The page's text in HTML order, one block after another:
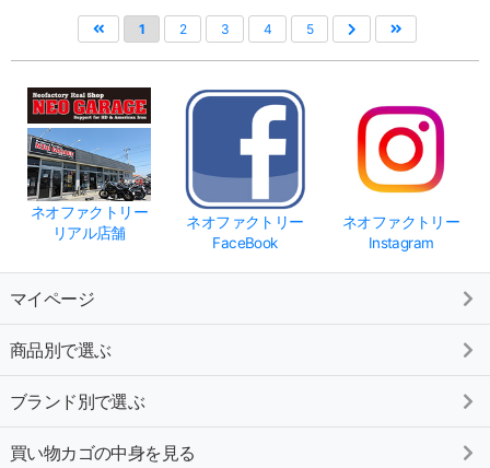
1 2 3 4 5
ネオファクトリー
リアル店舗
ネオファクトリー
FaceBook
ネオファクトリー
Instagram
マイページ
商品別で選ぶ
ブランド別で選ぶ
買い物カゴの中身を見る